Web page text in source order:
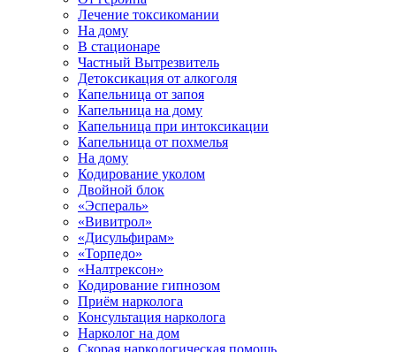
Лечение токсикомании
На дому
В стационаре
Частный Вытрезвитель
Детоксикация от алкоголя
Капельница от запоя
Капельница на дому
Капельница при интоксикации
Капельница от похмелья
На дому
Кодирование уколом
Двойной блок
«Эспераль»
«Вивитрол»
«Дисульфирам»
«Торпедо»
«Налтрексон»
Кодирование гипнозом
Приём нарколога
Консультация нарколога
Нарколог на дом
Скорая наркологическая помощь